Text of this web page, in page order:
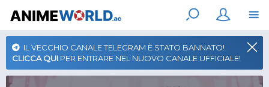
IL VECCHIO CANALE TELEGRAM È STATO BANNATO!
CLICCA QUI PER ENTRARE NEL NUOVO CANALE UFFICIALE!